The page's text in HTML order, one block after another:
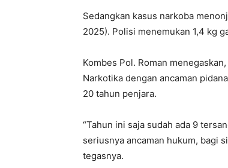
Sedangkan kasus narkoba
2025). Polisi menemukan 1,4 kg
Kombes Pol. Roman
Narkotika dengan ancaman
20 tahun penjara.
“Tahun ini saja sudah ada 9
seriusnya ancaman hukum, bagi
tegasnya.